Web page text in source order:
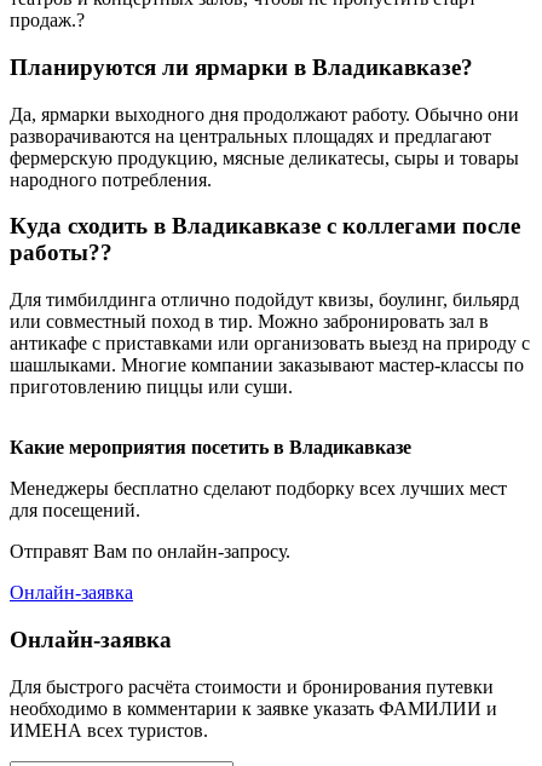
продаж.?
Планируются ли ярмарки в Владикавказе?
Да, ярмарки выходного дня продолжают работу. Обычно они
разворачиваются на центральных площадях и предлагают
фермерскую продукцию, мясные деликатесы, сыры и товары
народного потребления.
Куда сходить в Владикавказе с коллегами после
работы??
Для тимбилдинга отлично подойдут квизы, боулинг, бильярд
или совместный поход в тир. Можно забронировать зал в
антикафе с приставками или организовать выезд на природу с
шашлыками. Многие компании заказывают мастер-классы по
приготовлению пиццы или суши.
Какие мероприятия посетить в Владикавказе
Менеджеры бесплатно сделают подборку всех лучших мест
для посещений.
Отправят Вам по онлайн-запросу.
Онлайн-заявка
Онлайн-заявка
Для быстрого расчёта стоимости и бронирования путевки
необходимо в комментарии к заявке указать ФАМИЛИИ и
ИМЕНА всех туристов.